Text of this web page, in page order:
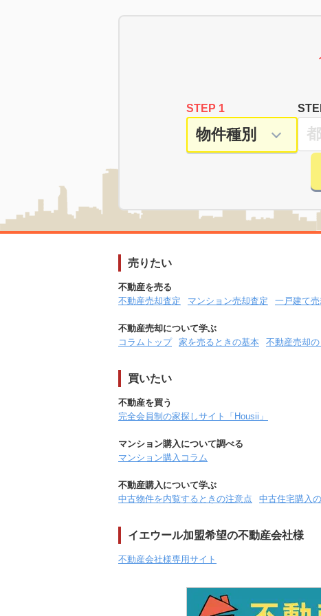
STEP 1
売りたい
不動産を売る
不動産売却査定
マンション売却査定 一戸建て
不動産売却について学ぶ
コラムトップ
家を売るときの基本 不動産売却の
買いたい
不動産を買う
完全会員制の家探しサイト「Housii」
マンション購入について調べる
マンション購入コラム
不動産購入について学ぶ
中古物件を内覧するときの注意点
中古住宅購入
イエウール加盟希望の不動産会社様
不動産会社様専用サイト